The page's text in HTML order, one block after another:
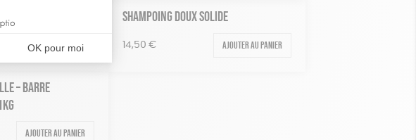
FIGUE DE BARBARIE
Ajouter au panier
SHAMPOING DOUX SOLIDE
14,50 € Ajouter au panier
– BARRE
Ajouter au panier